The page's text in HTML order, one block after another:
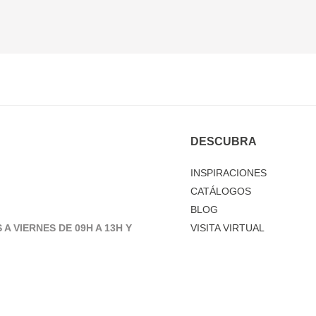
A VIERNES DE 09H A 13H Y
DESCUBRA
INSPIRACIONES
CATÁLOGOS
BLOG
VISITA VIRTUAL